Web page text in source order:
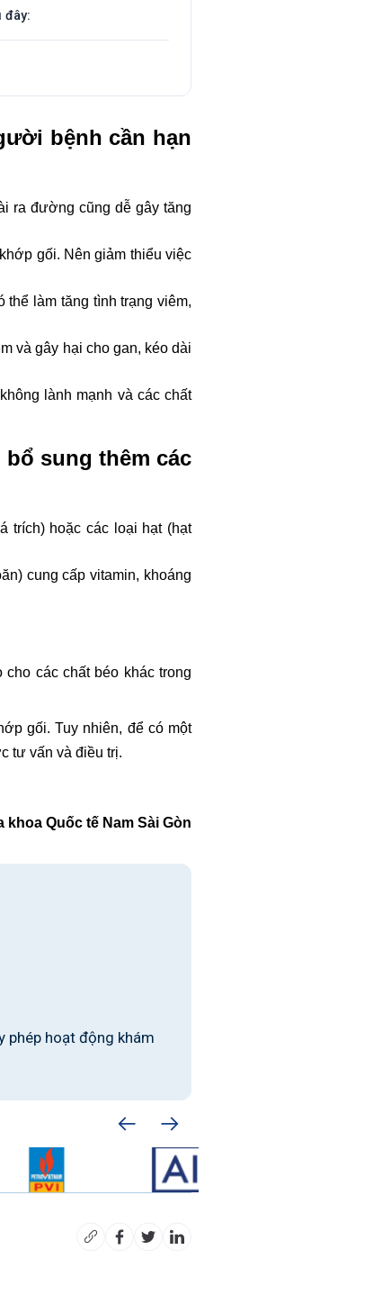
đây:
bệnh cần hạn
ra đường cũng dễ gây tăng
gối. Nên giảm thiểu việc
làm tăng tình trạng viêm,
và gây hại cho gan, kéo dài
lành mạnh và các chất
sung thêm các
trích) hoặc các loại hạt (hạt
cung cấp vitamin, khoáng
các chất béo khác trong
gối. Tuy nhiên, để có một
tư vấn và điều trị.
khoa Quốc tế Nam Sài Gòn
phép hoạt động khám